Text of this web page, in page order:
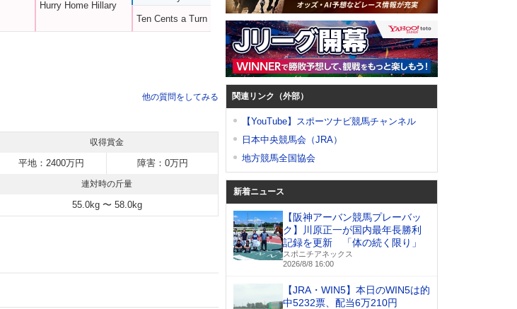
Hurry Home Hillary
Ten Cents a Turn
他の質問をしてみる
収得賞金
平地：2400万円 障害：0万円
連対時の斤量
55.0kg 〜 58.0kg
関連リンク（外部）
【YouTube】スポーツナビ競馬チャンネル
日本中央競馬会（JRA）
地方競馬全国協会
新着ニュース
【阪神アーバン競馬プレーバッ
ク】川原正一が国内最年長勝利
記録を更新 「体の続く限り」
スポニチアネックス
2026/8/8 16:00
【JRA・WIN5】本日のWIN5は的
中5232票、配当6万210円